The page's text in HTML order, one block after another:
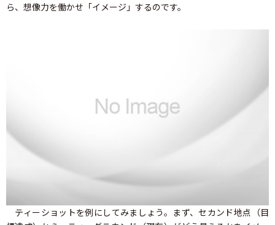
ら、想像力を働かせ「イメージ」するのです。
ティーショットを例にしてみましょう。まず、セカンド地点（目